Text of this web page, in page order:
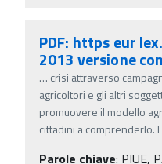
PDF: https eur
2013 versione
… crisi attraverso
agricoltori e gli altri
promuovere il modello
cittadini a comprenderlo.
Parole chiave: PIUE,